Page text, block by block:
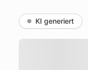
KI generiert